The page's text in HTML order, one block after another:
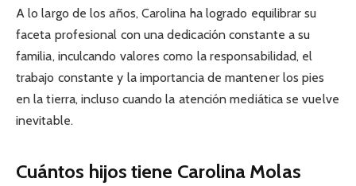
A lo largo de los años, Carolina ha logrado equilibrar su
faceta profesional con una dedicación constante a su
familia, inculcando valores como la responsabilidad, el
trabajo constante y la importancia de mantener los pies
en la tierra, incluso cuando la atención mediática se vuelve
inevitable.
Cuántos hijos tiene Carolina Molas